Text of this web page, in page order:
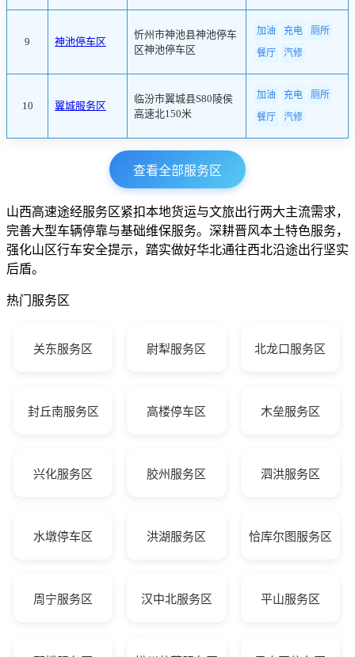
9 神池停车区
忻州市神池县神池停车
区神池停车区
加油 充电
厕所
餐厅
汽修
10 翼城服务区
临汾市翼城县S80陵侯
高速北150米
加油 充电
厕所
餐厅
汽修
查看全部服务区
山西高速途经服务区紧扣本地货运与文旅出行两大主流需求，
完善大型车辆停靠与基础维保服务。深耕晋风本土特色服务，
强化山区行车安全提示，踏实做好华北通往西北沿途出行坚实
后盾。
热门服务区
关东服务区 尉犁服务区 北龙口服务区
封丘南服务区 高楼停车区 木垒服务区
兴化服务区 胶州服务区 泗洪服务区
水墩停车区 洪湖服务区 恰库尔图服务区
周宁服务区 汉中北服务区 平山服务区